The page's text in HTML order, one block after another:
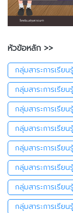
หัวข้อหลัก >>
กลุ่มสาระการเรีย
กลุ่มสาระการเรีย
กลุ่มสาระการเรียน
กลุ่มสาระการเรียน
กลุ่มสาระการเรีย
กลุ่มสาระการเรีย
กลุ่มสาระการเรีย
กลุ่มสาระการเรีย